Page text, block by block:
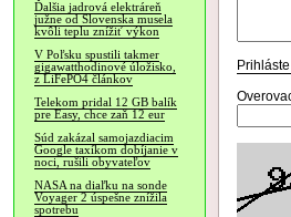
Ďalšia jadrová elektráreň
južne od Slovenska musela
kvôli teplu znížiť výkon
V Poľsku spustili takmer
gigawatthodinové úložisko,
z LiFePO4 článkov
Telekom pridal 12 GB balík
pre Easy, chce zaň 12 eur
Súd zakázal samojazdiacim
Google taxíkom dobíjanie v
noci, rušili obyvateľov
NASA na diaľku na sonde
Voyager 2 úspešne znížila
spotrebu